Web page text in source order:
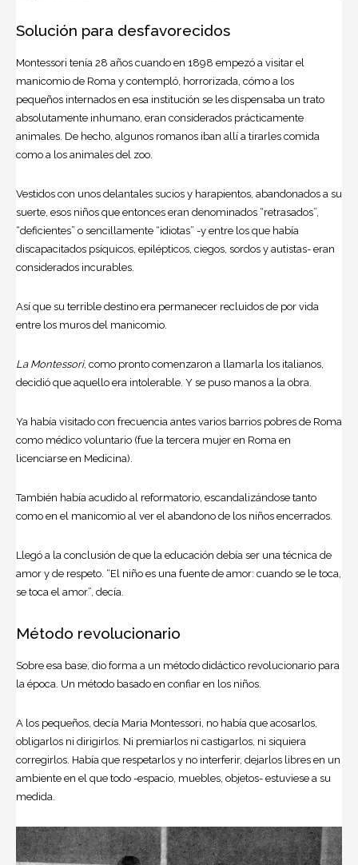
Solución para desfavorecidos
Montessori tenía 28 años cuando en 1898 empezó a visitar el
manicomio de Roma y contempló, horrorizada, cómo a los
pequeños internados en esa institución se les dispensaba un trato
absolutamente inhumano, eran considerados prácticamente
animales. De hecho, algunos romanos iban allí a tirarles comida
como a los animales del zoo.
Vestidos con unos delantales sucios y harapientos, abandonados a su
suerte, esos niños que entonces eran denominados “retrasados”,
“deficientes” o sencillamente “idiotas” -y entre los que había
discapacitados psíquicos, epilépticos, ciegos, sordos y autistas- eran
considerados incurables.
Así que su terrible destino era permanecer recluidos de por vida
entre los muros del manicomio.
La Montessori, como pronto comenzaron a llamarla los italianos,
decidió que aquello era intolerable. Y se puso manos a la obra.
Ya había visitado con frecuencia antes varios barrios pobres de Roma
como médico voluntario (fue la tercera mujer en Roma en
licenciarse en Medicina).
También había acudido al reformatorio, escandalizándose tanto
como en el manicomio al ver el abandono de los niños encerrados.
Llegó a la conclusión de que la educación debía ser una técnica de
amor y de respeto. “El niño es una fuente de amor: cuando se le toca,
se toca el amor”, decía.
Método revolucionario
Sobre esa base, dio forma a un método didáctico revolucionario para
la época. Un método basado en confiar en los niños.
A los pequeños, decía Maria Montessori, no había que acosarlos,
obligarlos ni dirigirlos. Ni premiarlos ni castigarlos, ni siquiera
corregirlos. Había que respetarlos y no interferir, dejarlos libres en un
ambiente en el que todo -espacio, muebles, objetos- estuviese a su
medida.